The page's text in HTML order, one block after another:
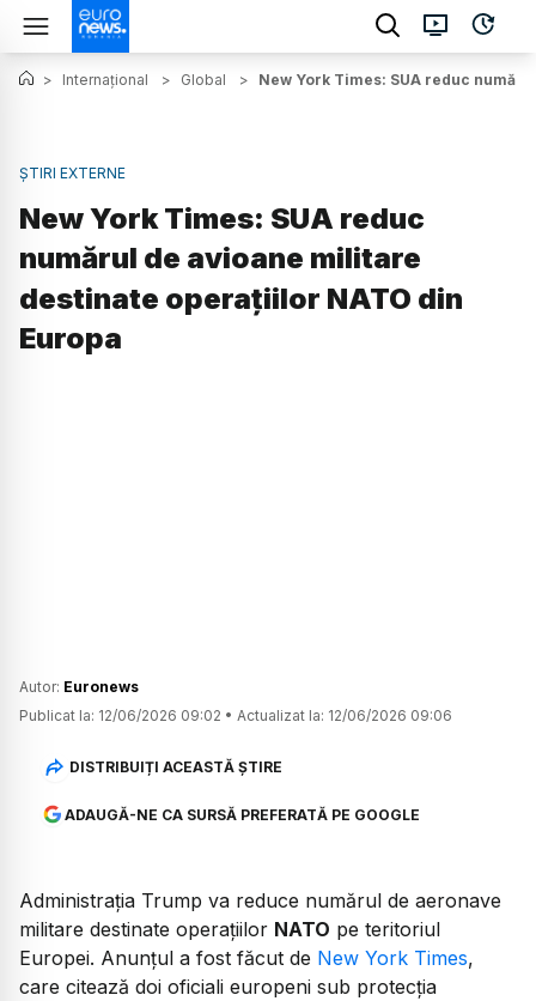
> Internațional > Global > New York Times: SUA reduc
ȘTIRI EXTERNE
New York Times: SUA reduc
numărul de avioane militare
destinate operațiilor NATO din
Europa
Autor: Euronews
Publicat la: 12/06/2026 09:02 • Actualizat la: 12/06/2026 09:06
DISTRIBUIȚI ACEASTĂ ȘTIRE
ADAUGĂ-NE CA SURSĂ PREFERATĂ PE GOOGLE
Administrația Trump va reduce numărul de aeronave
militare destinate operațiilor NATO pe teritoriul
Europei. Anunțul a fost făcut de New York Times,
care citează doi oficiali europeni sub protecția